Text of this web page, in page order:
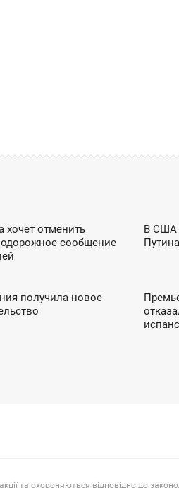
хочет отменить
сообщение
В США
получила новое
та охороняються відповідно до